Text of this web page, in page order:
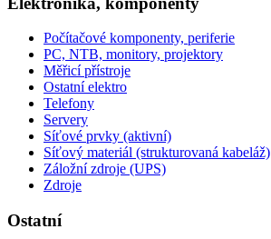
Počítačové komponenty, periferie
PC, NTB, monitory, projektory
Měřicí přístroje
Ostatní elektro
Telefony
Servery
Síťové prvky (aktivní)
Síťový materiál (strukturovaná kabeláž)
Záložní zdroje (UPS)
Zdroje
Ostatní